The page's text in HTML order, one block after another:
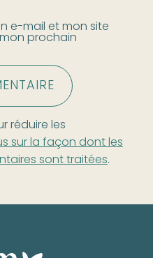
e-mail et mon site
prochain
réduire les
sur la façon dont les
sont traitées.